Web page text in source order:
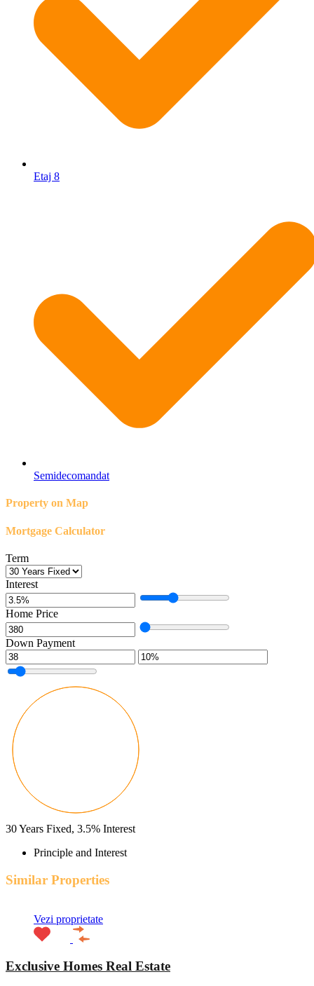
Etaj 8
Semidecomandat
Property on Map
Mortgage Calculator
Term
Interest
Home Price
Down Payment
30Years Fixed, 3.5% Interest
Principle and Interest
Similar Properties
Vezi proprietate
Exclusive Homes Real Estate